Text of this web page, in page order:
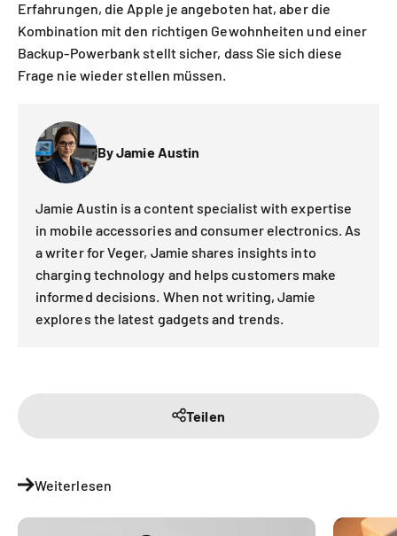
Erfahrungen, die Apple je angeboten hat, aber die
Kombination mit den richtigen Gewohnheiten und einer
Backup-Powerbank stellt sicher, dass Sie sich diese
Frage nie wieder stellen müssen.
By Jamie Austin
Jamie Austin is a content specialist with expertise
in mobile accessories and consumer electronics. As
a writer for Veger, Jamie shares insights into
charging technology and helps customers make
informed decisions. When not writing, Jamie
explores the latest gadgets and trends.
Teilen
Weiterlesen